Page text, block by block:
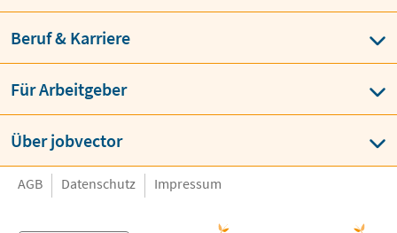
Beruf & Karriere
Für Arbeitgeber
Über jobvector
AGB Datenschutz Impressum